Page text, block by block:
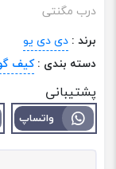
درب مگنتی
برند : دی دی یو
دسته بندی :کیف
پشتیبانی
واتساپ